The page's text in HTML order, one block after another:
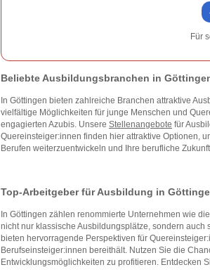
Für
Beliebte Ausbildungsbranchen in
In Göttingen bieten zahlreiche Branchen attraktive
vielfältige Möglichkeiten für junge Menschen und
engagierten Azubis. Unsere Stellenangebote für
Quereinsteiger:innen finden hier attraktive Optionen,
Berufen weiterzuentwickeln und Ihre berufliche
Top-Arbeitgeber für Ausbildung in
In Göttingen zählen renommierte Unternehmen wie
nicht nur klassische Ausbildungsplätze, sondern
bieten hervorragende Perspektiven für
Berufseinsteiger:innen bereithält. Nutzen Sie die
Entwicklungsmöglichkeiten zu profitieren. Entdecken